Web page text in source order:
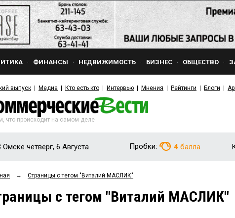
ФИНАНСЫ НЕДВИЖИМОСТЬ БИЗНЕС ОБЩЕСТВО
выпуск Медиа Кто есть кто Интервью Мнения Рейтинги Блоги
что происходит на самом деле
Омске четверг, 6 Августа Пробки: 4 балла
→ Страницы c тегом "Виталий МАСЛИК"
c тегом "Виталий МАСЛИК"